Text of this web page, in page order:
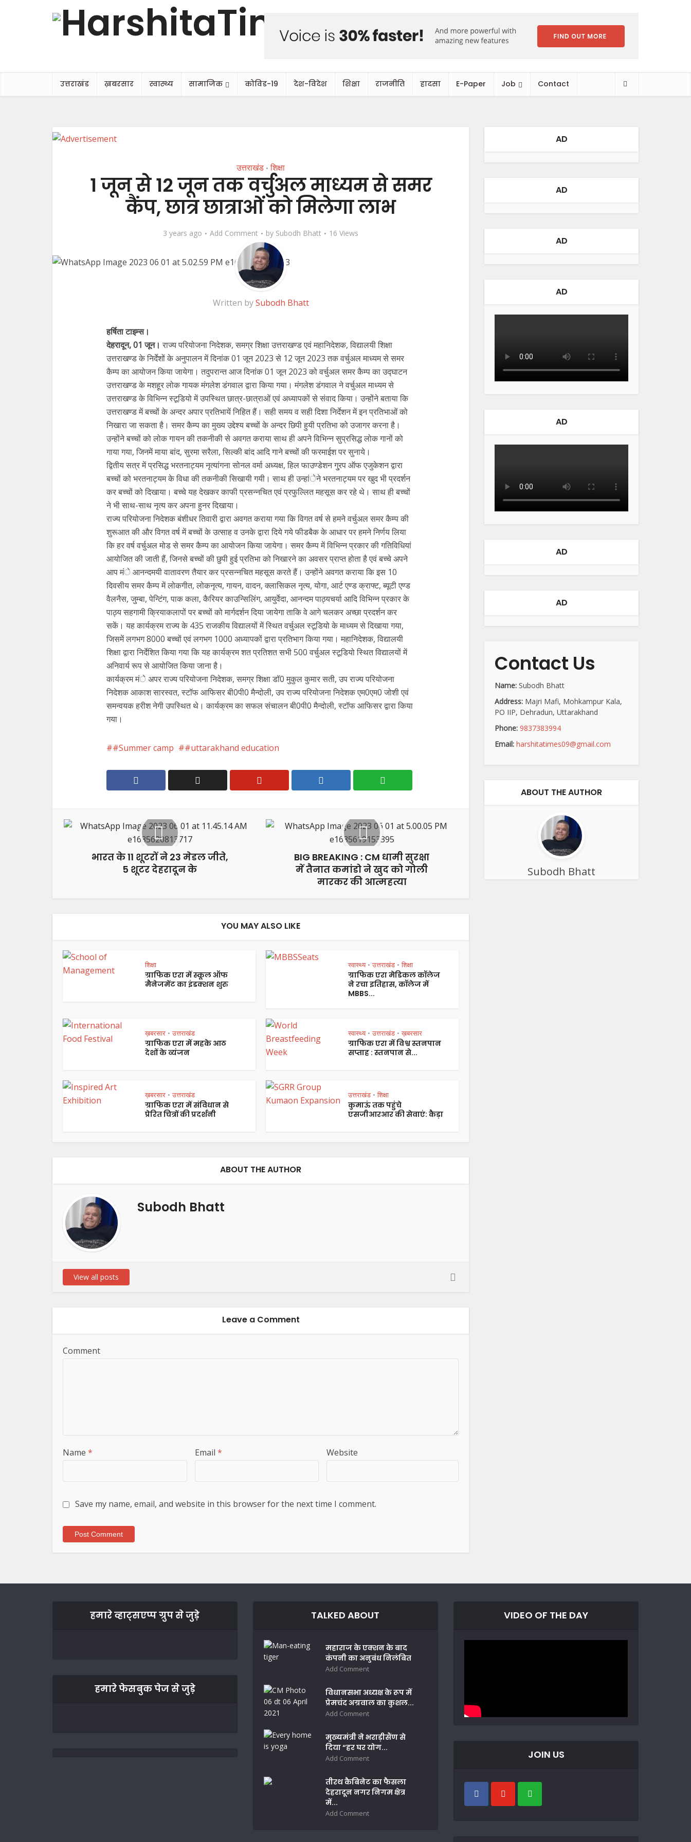
उत्तराखंड ख़बरसार स्वास्थ्य सामाजिक कोविड-19 देश-विदेश शिक्षा राजनीति हादसा E-Paper Job Contact
उत्तराखंड • शिक्षा
1 जून से 12 जून तक वर्चुअल माध्यम से समर
कैंप, छात्र छात्राओं को मिलेगा लाभ
3 years ago Add Comment by Subodh Bhatt 16 Views
Written bySubodh Bhatt
हर्षिता टाइम्स।
देहरादून, 01 जून। राज्य परियोजना निदेशक, समग्र शिक्षा उत्तराखण्ड एवं महानिदेशक, विद्यालयी शिक्षा
उत्तराखण्ड के निर्देशों के अनुपालन में दिनांक 01 जून 2023 से 12 जून 2023 तक वर्चुअल माध्यम से समर
कैम्प का आयोजन किया जायेगा। तदुपरान्त आज दिनांक 01 जून 2023 को वर्चुअल समर कैम्प का उद्घाटन
उत्तराखण्ड के मशहूर लोक गायक मंगलेश डंगवाल द्वारा किया गया। मंगलेश डंगवाल ने वर्चुअल माध्यम से
उत्तराखण्ड के विभिन्न स्टूडियो में उपस्थित छात्र-छात्राओं एवं अध्यापकों से संवाद किया। उन्होंने बताया कि
उत्तराखण्ड में बच्चों के अन्दर अपार प्रतिभायें निहित हैं। सही समय व सही दिशा निर्देशन में इन प्रतिभाओं को
निखारा जा सकता है। समर कैम्प का मुख्य उद्देश्य बच्चों के अन्दर छिपी हुयी प्रतिभा को उजागर करना है।
उन्होंने बच्चों को लोक गायन की तकनीकी से अवगत कराया साथ ही अपने विभिन्न सुप्रसिद्ध लोक गानों को
गाया गया, जिनमें माया बांद, सुरमा सरैला, सिल्की बांद आदि गाने बच्चों की फरमाईश पर सुनाये।
द्वितीय सत्र में प्रसिद्ध भरतनाट्यम नृत्यांगना सोनल वर्मा अध्यक्ष, हिल फाउण्डेशन गु्रप ऑफ एजुकेशन द्वारा
बच्चों को भरतनाट्यम के विधा की तकनीकी सिखायी गयी। साथ ही उन्हांेने भरतनाट्यम पर खुद भी प्रदर्शन
कर बच्चों को दिखाया। बच्चे यह देखकर काफी प्रसन्नचित एवं प्रफुल्लित महसूस कर रहे थे। साथ ही बच्चों
ने भी साथ-साथ नृत्य कर अपना हुनर दिखाया।
राज्य परियोजना निदेशक बंशीधर तिवारी द्वारा अवगत कराया गया कि विगत वर्ष से हमने वर्चुअल समर कैम्प की
शुरूआत की और विगत वर्ष में बच्चों के उत्साह व उनके द्वारा दिये गये फीडबैक के आधार पर हमने निर्णय लिया
कि हर वर्ष वर्चुअल मोड से समर कैम्प का आयोजन किया जायेगा। समर कैम्प में विभिन्न प्रकार की गतिविधियां
आयोजित की जाती हैं, जिनसे बच्चों की छुपी हुई प्रतिभा को निखारने का अवसर प्राप्त होता है एवं बच्चे अपने
आप मंे आनन्दमयी वातावरण तैयार कर प्रसन्नचित महसूस करते हैं। उन्होंने अवगत कराया कि इस 10
दिवसीय समर कैम्प में लोकगीत, लोकनृत्य, गायन, वादन, क्लासिकल नृत्य, योगा, आर्ट एण्ड क्राफ्ट, ब्यूटी एण्ड
वैलनैस, जुम्बा, पेन्टिंग, पाक कला, कैरियर काउन्सिलिंग, आयुर्वेदा, आनन्दम पाठ्यचर्या आदि विभिन्न प्रकार के
पाठ्य सहगामी क्रियाकलापों पर बच्चों को मार्गदर्शन दिया जायेगा ताकि वे आगे चलकर अच्छा प्रदर्शन कर
सकें। यह कार्यक्रम राज्य के 435 राजकीय विद्यालयों में स्थित वर्चुअल स्टूडियो के माध्यम से दिखाया गया,
जिसमें लगभग 8000 बच्चों एवं लगभग 1000 अध्यापकों द्वारा प्रतिभाग किया गया। महानिदेशक, विद्यालयी
शिक्षा द्वारा निर्देशित किया गया कि यह कार्यक्रम शत प्रतिशत सभी 500 वर्चुअल स्टूडियो स्थित विद्यालयों में
अनिवार्य रूप से आयोजित किया जाना है।
कार्यक्रम मंे अपर राज्य परियोजना निदेशक, समग्र शिक्षा डॉ0 मुकुल कुमार सती, उप राज्य परियोजना
निदेशक आकाश सारस्वत, स्टॉफ आफिसर बी0पी0 मैन्दोली, उप राज्य परियोजना निदेशक एम0एम0 जोशी एवं
समन्वयक हरीश नेगी उपस्थित थे। कार्यक्रम का सफल संचालन बी0पी0 मैन्दोली, स्टॉफ आफिसर द्वारा किया
गया।
#Summer camp #uttarakhand education
भारत के 11 शूटरों ने 23 मेडल जीते,
5 शूटर देहरादून के
BIG BREAKING : CM धामी सुरक्षा
में तैनात कमांडो ने खुद को गोली
मारकर की आत्महत्या
YOU MAY ALSO LIKE
शिक्षा
ग्राफिक एरा में स्कूल ऑफ
मैनेजमेंट का इंडक्शन शुरु
स्वास्थ्य • उत्तराखंड • शिक्षा
ग्राफिक एरा मेडिकल कॉलेज
ने रचा इतिहास, कॉलेज में
MBBS...
ख़बरसार • उत्तराखंड
ग्राफिक एरा में महके आठ
देशों के व्यंजन
स्वास्थ्य • उत्तराखंड • ख़बरसार
ग्राफिक एरा में विश्व स्तनपान
सप्ताह : स्तनपान से...
ख़बरसार • उत्तराखंड
ग्राफिक एरा में संविधान से
प्रेरित चित्रों की प्रदर्शनी
उत्तराखंड • शिक्षा
कुमाऊं तक पहुंचे
एसजीआरआर की सेवाएं: कैड़ा
ABOUT THE AUTHOR
Subodh Bhatt
View all posts
Leave a Comment
Comment
Name * Email * Website
Save my name, email, and website in this browser for the next time I comment.
AD
AD
AD
AD
AD
AD
AD
Contact Us
Name: Subodh Bhatt
Address: Majri Mafi, Mohkampur Kala,
PO IIP, Dehradun, Uttarakhand
Phone: 9837383994
Email: harshitatimes09@gmail.com
ABOUT THE AUTHOR
Subodh Bhatt
हमारे व्हाट्सएप्प ग्रुप से जुड़े
हमारे फेसबुक पेज से जुड़े
TALKED ABOUT
महाराज के एक्शन के बाद
कंपनी का अनुबंध निलंबित
Add Comment
विधानसभा अध्यक्ष के रूप में
प्रेमचंद अग्रवाल का कुशल...
Add Comment
मुख्यमंत्री ने भराड़ीसैंण से
दिया “हर घर योग...
Add Comment
तीरथ कैबिनेट का फैसला
देहरादून नगर निगम क्षेत्र
में...
Add Comment
VIDEO OF THE DAY
JOIN US